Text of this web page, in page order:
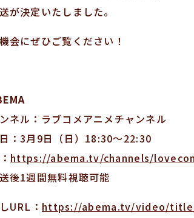
が決定いたしました。
会にぜひご覧ください！
ネル：ラブコメアニメチャンネル
：3月9日（日）18:30～22:30
https://abema.tv/channels/
後1週間無料視聴可能
URL： https://abema.tv/video/title/